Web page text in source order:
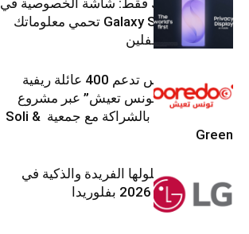
جهاز Galaxy S26 Ultra تحمي معلوماتك
من أعين المتطفلين
Ooredoo تونس تدعم 400 عائلة ريفية
ضمن برنامج “تونس تعيش” عبر مشروع
تنموي مستدام بالشراكة مع جمعية Soli &
Green
إل جي تقدم حلولها الفريدة والذكية في
معرض (KBIS) 2026 بفلوريدا